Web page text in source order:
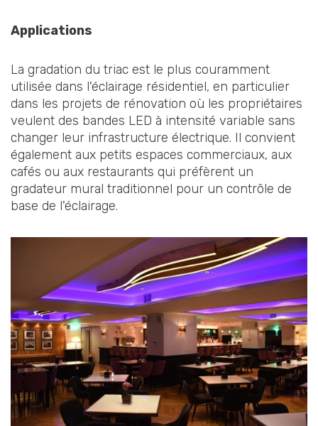
Applications
La gradation du triac est le plus couramment
utilisée dans l'éclairage résidentiel, en particulier
dans les projets de rénovation où les propriétaires
veulent des bandes LED à intensité variable sans
changer leur infrastructure électrique. Il convient
également aux petits espaces commerciaux, aux
cafés ou aux restaurants qui préfèrent un
gradateur mural traditionnel pour un contrôle de
base de l'éclairage.